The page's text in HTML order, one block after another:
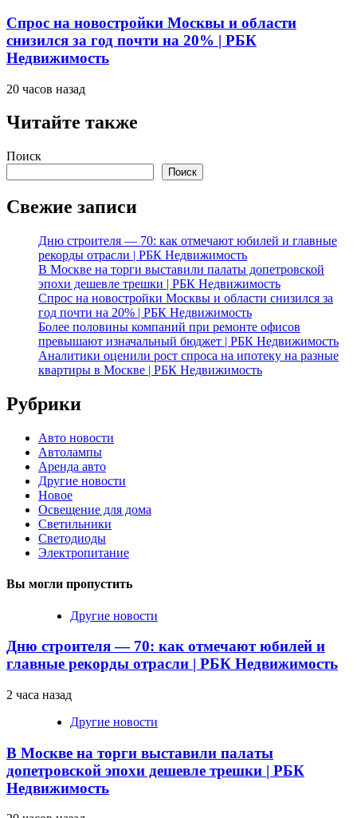
Спрос на новостройки Москвы и области
снизился за год почти на 20% | РБК
Недвижимость
20 часов назад
Читайте также
Поиск
Поиск
Свежие записи
Дню строителя — 70: как отмечают юбилей и главные
рекорды отрасли | РБК Недвижимость
В Москве на торги выставили палаты допетровской
эпохи дешевле трешки | РБК Недвижимость
Спрос на новостройки Москвы и области снизился за
год почти на 20% | РБК Недвижимость
Более половины компаний при ремонте офисов
превышают изначальный бюджет | РБК Недвижимость
Аналитики оценили рост спроса на ипотеку на разные
квартиры в Москве | РБК Недвижимость
Рубрики
Авто новости
Автолампы
Аренда авто
Другие новости
Новое
Освещение для дома
Светильники
Светодиоды
Электропитание
Вы могли пропустить
Другие новости
Дню строителя — 70: как отмечают юбилей и
главные рекорды отрасли | РБК Недвижимость
2 часа назад
Другие новости
В Москве на торги выставили палаты
допетровской эпохи дешевле трешки | РБК
Недвижимость